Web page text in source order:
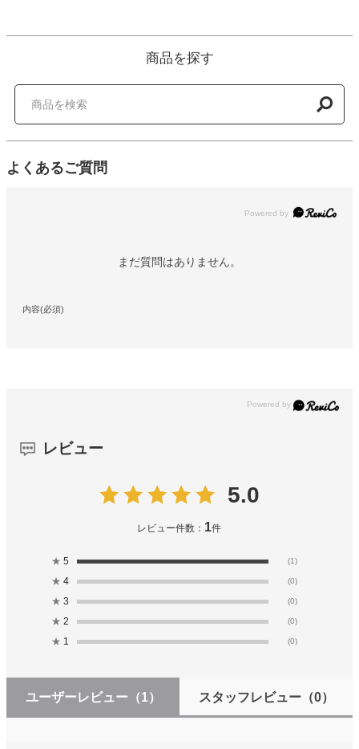
商品を探す
よくあるご質問
Powered by
まだ質問はありません。
内容(必須)
レビュー
5.0
レビュー件数： 1件
★ 5 (1)
★ 4 (0)
★ 3 (0)
★ 2 (0)
★ 1 (0)
ユーザーレビュー （1） スタッフレビュー（0）